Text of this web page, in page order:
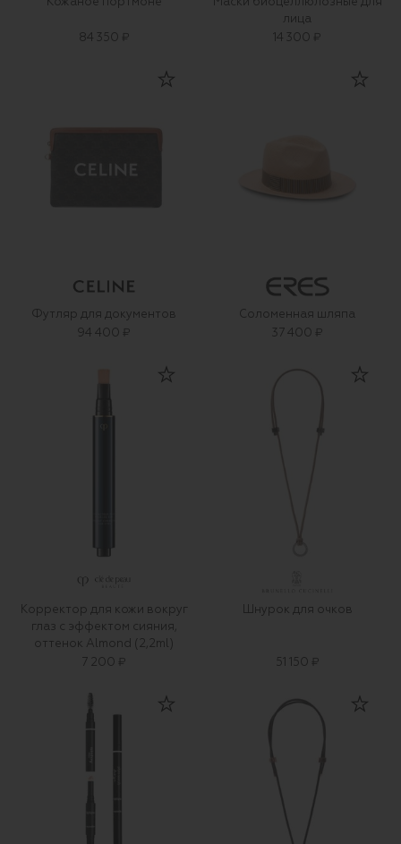
Кожаное портмоне
84 350 ₽
Маски биоцеллюлозные для
лица
14 300 ₽
Футляр для документов
94 400 ₽
Соломенная шляпа
37 400 ₽
Корректор для кожи вокруг
глаз с эффектом сияния,
оттенок Almond (2,2ml)
7 200 ₽
Шнурок для очков
51 150 ₽